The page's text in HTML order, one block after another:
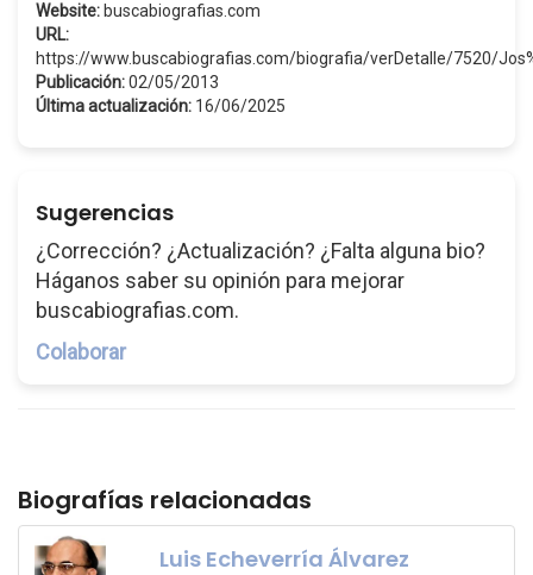
Website: buscabiografias.com
URL:
https://www.buscabiografias.com/biografia/verDetalle/7520/
Publicación:02/05/2013
Última actualización: 16/06/2025
Sugerencias
¿Corrección? ¿Actualización? ¿Falta alguna bio?
Háganos saber su opinión para mejorar
buscabiografias.com.
Colaborar
Biografías relacionadas
Luis Echeverría Álvarez